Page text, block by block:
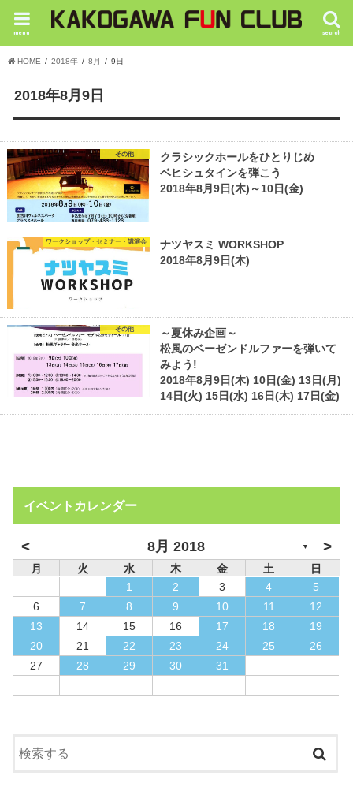
search
menu
HOME 2018年 8月 9日
2018年8月9日
その他
クラシックホールをひとりじめ
ベヒシュタインを弾こう
2018年8月9日(木)～10日(金)
ワークショップ・セミナー・講演会
ナツヤスミ WORKSHOP
2018年8月9日(木)
その他
～夏休み企画～
松風のベーゼンドルファーを弾いて
みよう!
2018年8月9日(木) 10日(金) 13日(月)
14日(火) 15日(水) 16日(木) 17日(金)
イベントカレンダー
< 8月 2018 ▼ >
月 火 水 木 金 土
日
1
2 3 4
5
6
7 8 9 10 11
12
13
14 15 16 17 18
19
20
21 22 23 24 25
26
27
28 29 30 31